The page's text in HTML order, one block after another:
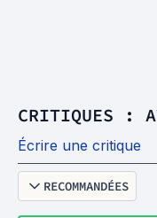
CRITIQUES :
Écrire une critique
RECOMMANDÉES